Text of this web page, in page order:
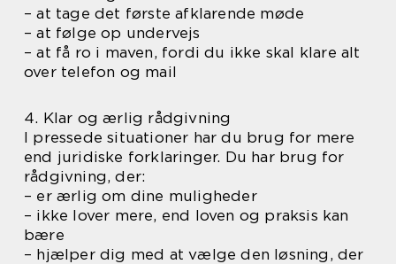
– at tage det første afklarende møde
– at følge op undervejs
– at få ro i maven, fordi du ikke skal klare alt
over telefon og mail
4. Klar og ærlig rådgivning
I pressede situationer har du brug for mere
end juridiske forklaringer. Du har brug for
rådgivning, der:
– er ærlig om dine muligheder
– ikke lover mere, end loven og praksis kan
bære
– hjælper dig med at vælge den løsning, der